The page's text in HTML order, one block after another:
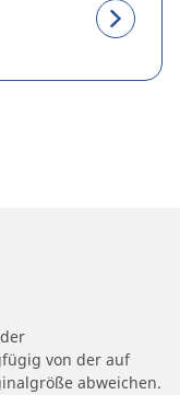
von der auf
abweichen.